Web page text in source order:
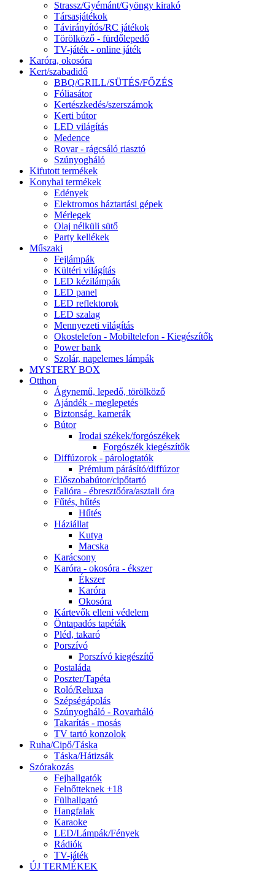
Strassz/Gyémánt/Gyöngy kirakó
Társasjátékok
Távirányítós/RC játékok
Törölköző - fürdőlepedő
TV-játék - online játék
Karóra, okosóra
Kert/szabadidő
BBQ/GRILL/SÜTÉS/FŐZÉS
Fóliasátor
Kertészkedés/szerszámok
Kerti bútor
LED világítás
Medence
Rovar - rágcsáló riasztó
Szúnyogháló
Kifutott termékek
Konyhai termékek
Edények
Elektromos háztartási gépek
Mérlegek
Olaj nélküli sütő
Party kellékek
Műszaki
Fejlámpák
Kültéri világítás
LED kézilámpák
LED panel
LED reflektorok
LED szalag
Mennyezeti világítás
Okostelefon - Mobiltelefon - Kiegészítők
Power bank
Szolár, napelemes lámpák
MYSTERY BOX
Otthon
Ágynemű, lepedő, törölköző
Ajándék - meglepetés
Biztonság, kamerák
Bútor
Irodai székek/forgószékek
Forgószék kiegészítők
Diffúzorok - párologtatók
Prémium párásító/diffúzor
Előszobabútor/cipőtartó
Falióra - ébresztőóra/asztali óra
Fűtés, hűtés
Hűtés
Háziállat
Kutya
Macska
Karácsony
Karóra - okosóra - ékszer
Ékszer
Karóra
Okosóra
Kártevők elleni védelem
Öntapadós tapéták
Pléd, takaró
Porszívó
Porszívó kiegészítő
Postaláda
Poszter/Tapéta
Roló/Reluxa
Szépségápolás
Szúnyogháló - Rovarháló
Takarítás - mosás
TV tartó konzolok
Ruha/Cipő/Táska
Táska/Hátizsák
Szórakozás
Fejhallgatók
Felnőtteknek +18
Fülhallgató
Hangfalak
Karaoke
LED/Lámpák/Fények
Rádiók
TV-játék
ÚJ TERMÉKEK